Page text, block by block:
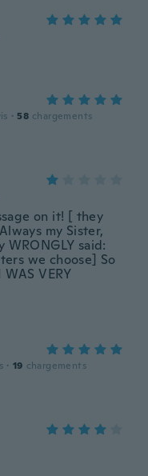
· 58 chargements
on it! [ they
my Sister,
said:
we choose] So
VERY
· 19 chargements